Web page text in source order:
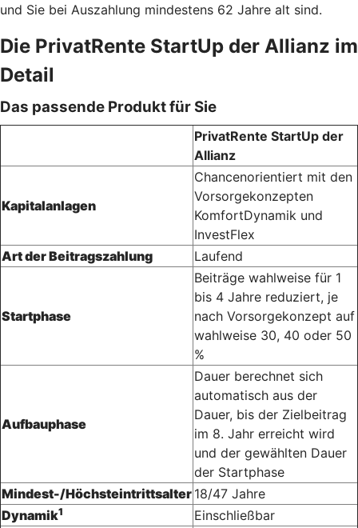
und Sie bei Auszahlung mindestens 62 Jahre alt sind.
Die PrivatRente StartUp der Allianz im
Detail
Das passende Produkt für Sie
PrivatRente StartUp der
Allianz
Kapitalanlagen
Chancenorientiert mit den
Vorsorgekonzepten
KomfortDynamik und
InvestFlex
Art der Beitragszahlung
Laufend
Startphase
Beiträge wahlweise für 1
bis 4 Jahre reduziert, je
nach Vorsorgekonzept auf
wahlweise 30, 40 oder 50
%
Aufbauphase
Dauer berechnet sich
automatisch aus der
Dauer, bis der Zielbeitrag
im 8. Jahr erreicht wird
und der gewählten Dauer
der Startphase
Mindest-/Höchsteintrittsalter 18/47 Jahre
Dynamik1
Einschließbar